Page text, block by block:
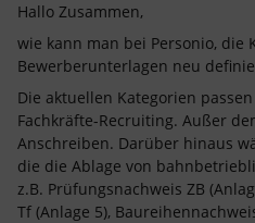
Hallo Zusammen,
wie kann man bei Personio, die
Bewerberunterlagen neu
Die aktuellen Kategorien
Fachkräfte-Recruiting. Außer
Anschreiben. Darüber hinaus
die die Ablage von
z.B. Prüfungsnachweis ZB
Tf (Anlage 5),